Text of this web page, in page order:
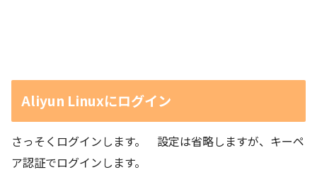
Aliyun Linuxにログイン
さっそくログインします。 設定は省略しますが、キーペ
ア認証でログインします。